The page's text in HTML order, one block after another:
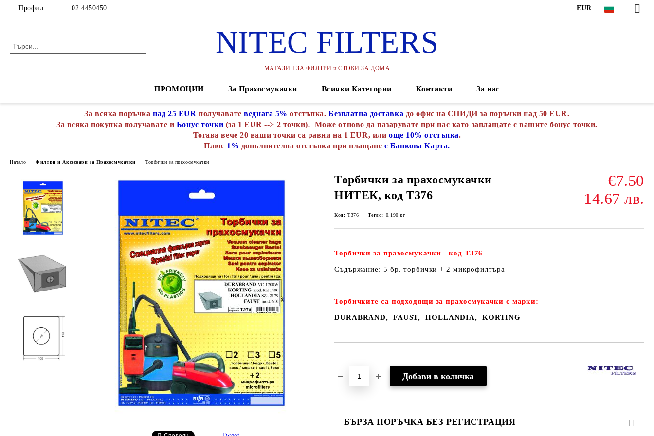
Профил 02 4450450 EUR
NITEC FILTERS
МАГАЗИН ЗА ФИЛТРИ и СТОКИ ЗА ДОМА
ПРОМОЦИИ За Прахосмукачки Всички Категории Контакти За нас
За всяка поръчка над 25 EUR получавате веднага 5% отстъпка.Безплатна доставка до офис на СПИДИ за поръчки над 50 EUR.
За всяка покупка получавате и Бонус точки (за 1 EUR --> 2 точки). Може отново да пазарувате при нас като заплащате с вашите бонус точки.
Тогава вече 20 ваши точки са равни на 1 EUR, или още 10% отстъпка.
Плюс 1% допълнителна отстъпка при плащане с Банкова Карта.
Начало Филтри и Аксесоари за Прахосмукачки Торбички за прахосмукачки
Торбички за прахосмукачки
НИТЕК, код Т376
€7.50
14.67 лв.
Код: Т376 Тегло: 0.190 кг
Торбички за прахосмукачки - код Т376
Съдържание: 5 бр. торбички + 2 микрофилтъра
Торбичките са подходящи за прахосмукачки с марки:
DURABRAND, FAUST,HOLLANDIA, KORTING
БЪРЗА ПОРЪЧКА БЕЗ РЕГИСТРАЦИЯ